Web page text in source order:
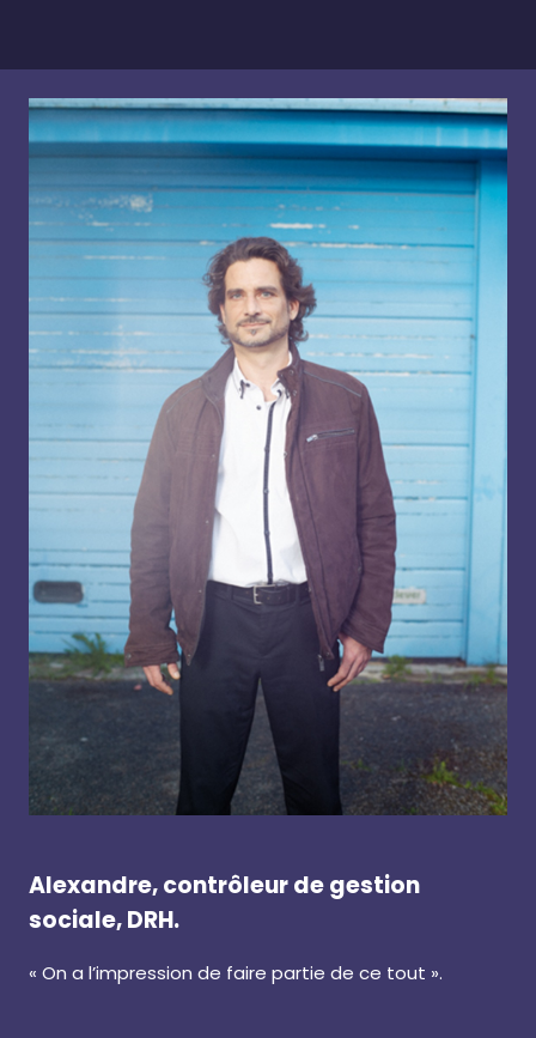
Alexandre, contrôleur de gestion
sociale, DRH.
« On a l’impression de faire partie de ce tout ».